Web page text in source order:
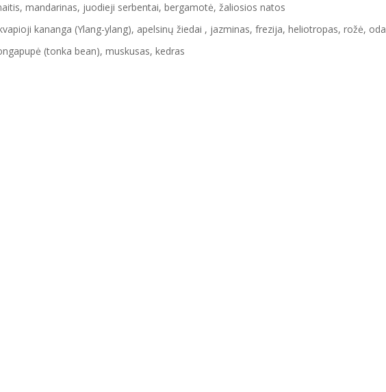
mandarinas, juodieji serbentai, bergamotė, žaliosios natos
kananga (Ylang-ylang), apelsinų žiedai , jazminas, frezija, heliotropas, rožė, oda
(tonka bean), muskusas, kedras